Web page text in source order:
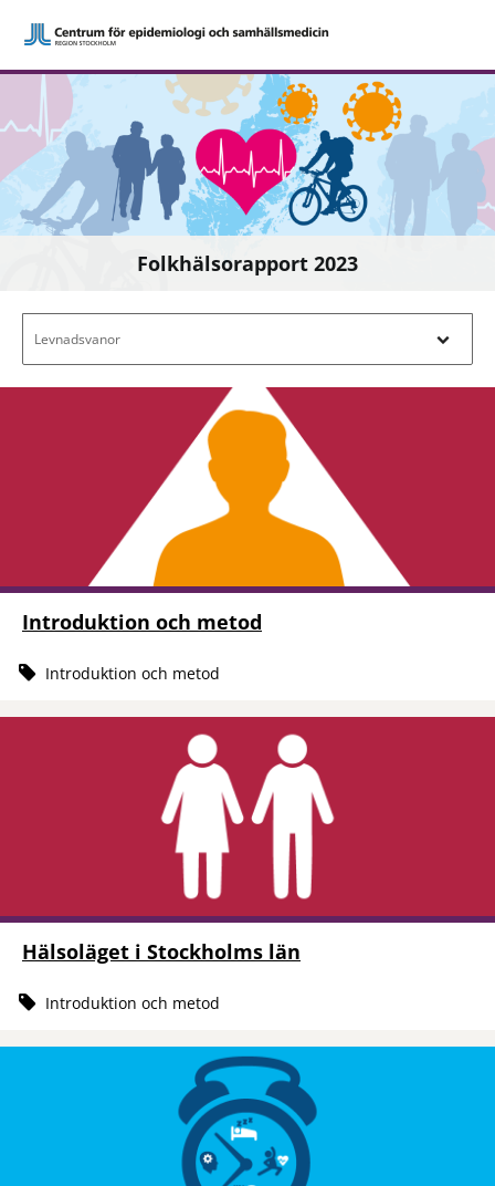
Folkhälsorapport 2023
Levnadsvanor
Introduktion och metod
Introduktion och metod
Hälsoläget i Stockholms län
Introduktion och metod